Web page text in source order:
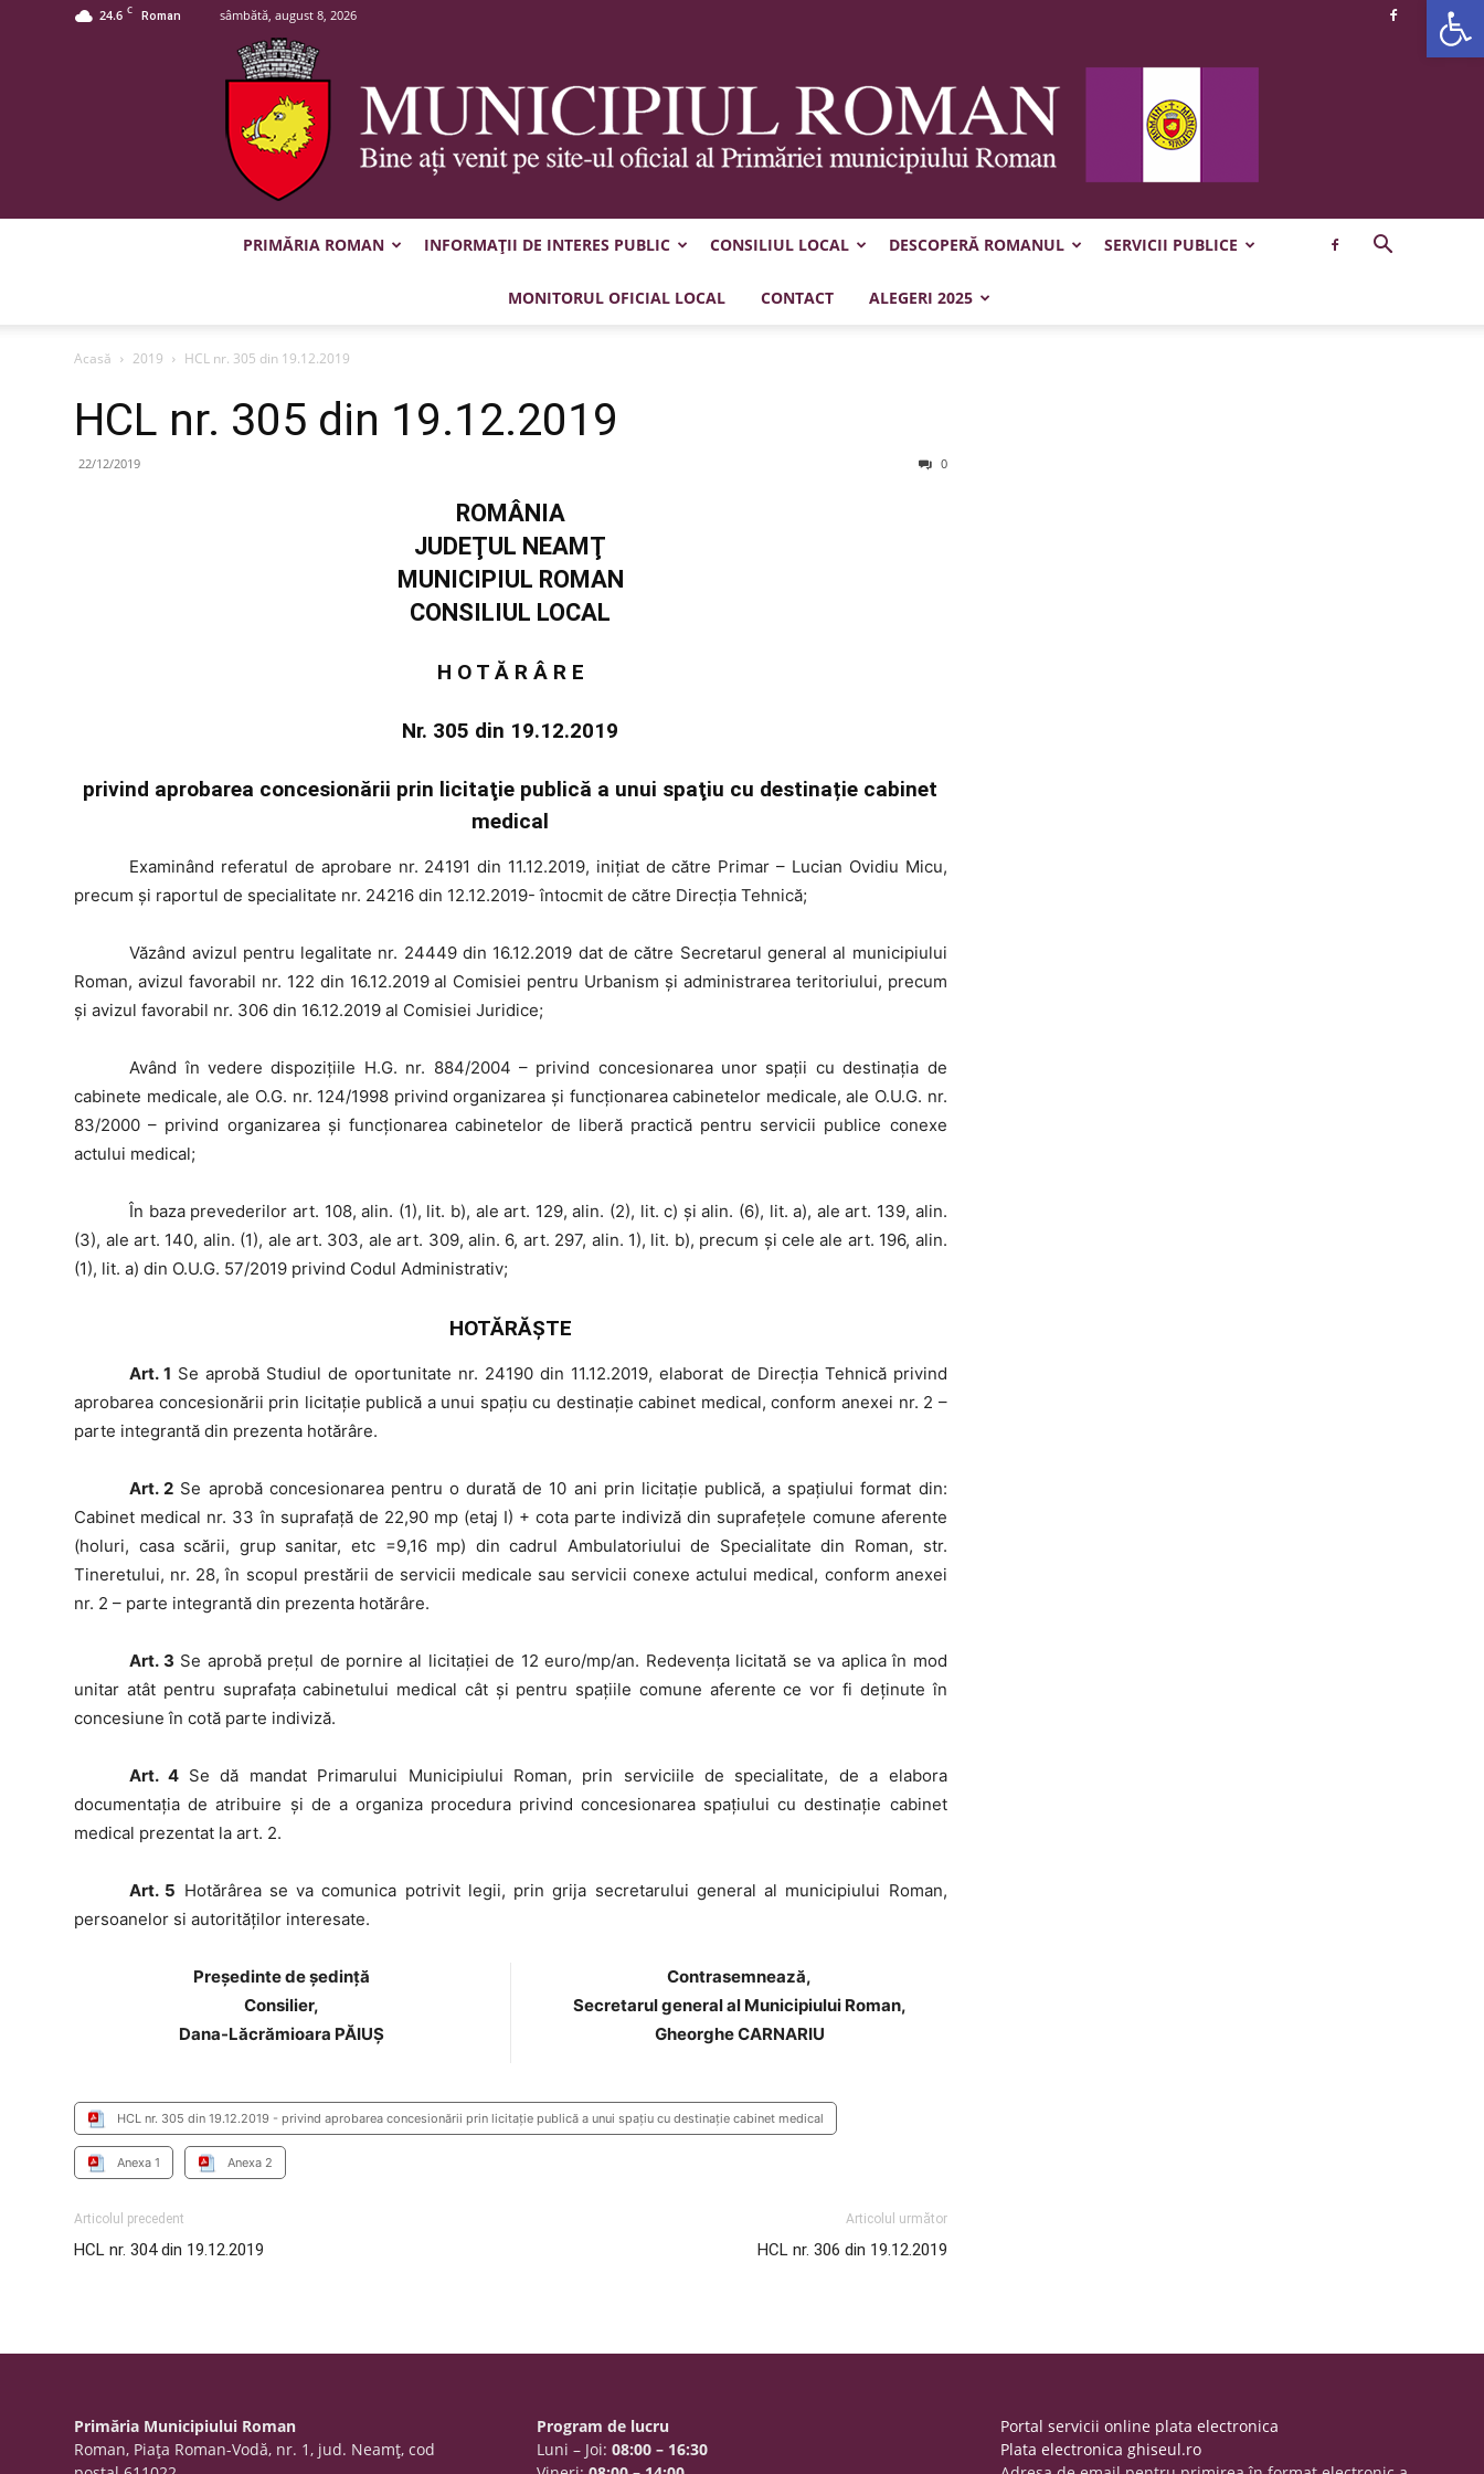
24.6 C Roman sâmbătă, august 8, 2026
Municipiul
PRIMĂRIA ROMAN INFORMAȚII DE INTERES PUBLIC CONSILIUL LOCAL DESCOPERĂ ROMANUL SERVICII PUBLICE
MONITORUL OFICIAL LOCAL CONTACT ALEGERI 2025
Acasă 2019 HCL nr. 305 din 19.12.2019
HCL nr. 305 din 19.12.2019
22/12/2019 0
ROMÂNIA
JUDEŢUL NEAMŢ
MUNICIPIUL ROMAN
CONSILIUL LOCAL
H O T Ă R Â R E
Nr. 305 din 19.12.2019
privind aprobarea concesionării prin licitaţie publică a unui spaţiu cu destinație cabinet
medical
Examinând referatul de aprobare nr. 24191 din 11.12.2019, iniţiat de către Primar – Lucian Ovidiu Micu,
precum şi raportul de specialitate nr. 24216 din 12.12.2019- întocmit de către Direcţia Tehnică;
Văzând avizul pentru legalitate nr. 24449 din 16.12.2019 dat de către Secretarul general al municipiului
Roman, avizul favorabil nr. 122 din 16.12.2019 al Comisiei pentru Urbanism şi administrarea teritoriului, precum
și avizul favorabil nr. 306 din 16.12.2019 al Comisiei Juridice;
Având în vedere dispoziţiile H.G. nr. 884/2004 – privind concesionarea unor spaţii cu destinaţia de
cabinete medicale, ale O.G. nr. 124/1998 privind organizarea şi funcţionarea cabinetelor medicale, ale O.U.G. nr.
83/2000 – privind organizarea şi funcţionarea cabinetelor de liberă practică pentru servicii publice conexe
actului medical;
În baza prevederilor art. 108, alin. (1), lit. b), ale art. 129, alin. (2), lit. c) și alin. (6), lit. a), ale art. 139, alin.
(3), ale art. 140, alin. (1), ale art. 303, ale art. 309, alin. 6, art. 297, alin. 1), lit. b), precum și cele ale art. 196, alin.
(1), lit. a) din O.U.G. 57/2019 privind Codul Administrativ;
HOTĂRĂŞTE
Art. 1 Se aprobă Studiul de oportunitate nr. 24190 din 11.12.2019, elaborat de Direcția Tehnică privind
aprobarea concesionării prin licitaţie publică a unui spaţiu cu destinaţie cabinet medical, conform anexei nr. 2 –
parte integrantă din prezenta hotărâre.
Art. 2 Se aprobă concesionarea pentru o durată de 10 ani prin licitaţie publică, a spaţiului format din:
Cabinet medical nr. 33 în suprafață de 22,90 mp (etaj I) + cota parte indiviză din suprafeţele comune aferente
(holuri, casa scării, grup sanitar, etc =9,16 mp) din cadrul Ambulatoriului de Specialitate din Roman, str.
Tineretului, nr. 28, în scopul prestării de servicii medicale sau servicii conexe actului medical, conform anexei
nr. 2 – parte integrantă din prezenta hotărâre.
Art. 3 Se aprobă preţul de pornire al licitaţiei de 12 euro/mp/an. Redevenţa licitată se va aplica în mod
unitar atât pentru suprafaţa cabinetului medical cât şi pentru spaţiile comune aferente ce vor fi deţinute în
concesiune în cotă parte indiviză.
Art. 4Se dă mandat Primarului Municipiului Roman, prin serviciile de specialitate, de a elabora
documentația de atribuire și de a organiza procedura privind concesionarea spaţiului cu destinaţie cabinet
medical prezentat la art. 2.
Art. 5 Hotărârea se va comunica potrivit legii, prin grija secretarului general al municipiului Roman,
persoanelor si autorităţilor interesate.
Preşedinte de şedinţă
Consilier,
Dana-Lăcrămioara PĂIUȘ
Contrasemnează,
Secretarul general al Municipiului Roman,
Gheorghe CARNARIU
HCL nr. 305 din 19.12.2019 - privind aprobarea concesionării prin licitaţie publică a unui spaţiu cu destinație cabinet medical
Anexa 1 Anexa 2
Articolul precedent
HCL nr. 304 din 19.12.2019
Articolul următor
HCL nr. 306 din 19.12.2019
Primăria Municipiului Roman
Roman, Piaţa Roman-Vodă, nr. 1, jud. Neamţ, cod
Program de lucru
Luni – Joi:08:00 – 16:30
Portal servicii online plata electronica
Plata electronica ghiseul.ro